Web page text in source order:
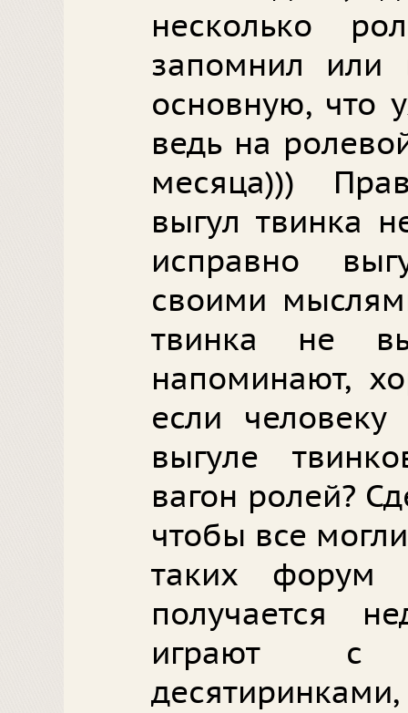
несколько
запомнил или
основную, что
ведь на
месяца)))
выгул твинка
исправно
своими
твинка не
напоминают,
если
выгуле
вагон ролей?
чтобы все
таких форум
получается
играют с